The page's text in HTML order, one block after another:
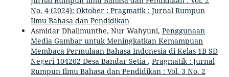
No. 4 (2024): Oktober : Pragmatik : Jurnal Rumpun
Ilmu Bahasa dan Pendidikan
Asmidar Dhalimunthe, Nur Wahyuni, Penggunaan
Media Gambar untuk Meningkatkan Kemampuan
Membaca Permulaan Bahasa Indonesia di Kelas 1B SD
Negeri 104202 Desa Bandar Setia , Pragmatik : Jurnal
Rumpun Ilmu Bahasa dan Pendidikan : Vol. 3 No. 2